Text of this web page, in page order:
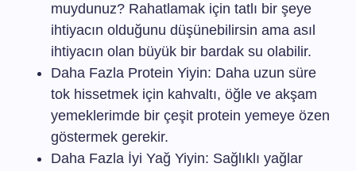
muydunuz? Rahatlamak için tatlı bir şeye
ihtiyacın olduğunu düşünebilirsin ama asıl
ihtiyacın olan büyük bir bardak su olabilir.
Daha Fazla Protein Yiyin: Daha uzun süre
tok hissetmek için kahvaltı, öğle ve akşam
yemeklerimde bir çeşit protein yemeye özen
göstermek gerekir.
Daha Fazla İyi Yağ Yiyin: Sağlıklı yağlar